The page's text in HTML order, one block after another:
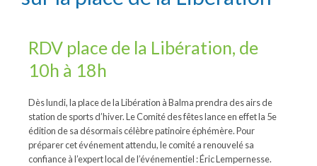
RDV place de la Libération, de
10h à 18h
Dès lundi, la place de la Libération à Balma prendra des airs de
station de sports d’hiver. Le Comité des fêtes lance en effet la 5e
édition de sa désormais célèbre patinoire éphémère. Pour
préparer cet événement attendu, le comité a renouvelé sa
confiance à l’expert local de l’événementiel : Éric Lempernesse.